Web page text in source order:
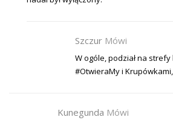
Szczur Mówi
W ogóle, podział na strefy
#OtwieraMy i
Kunegunda Mówi